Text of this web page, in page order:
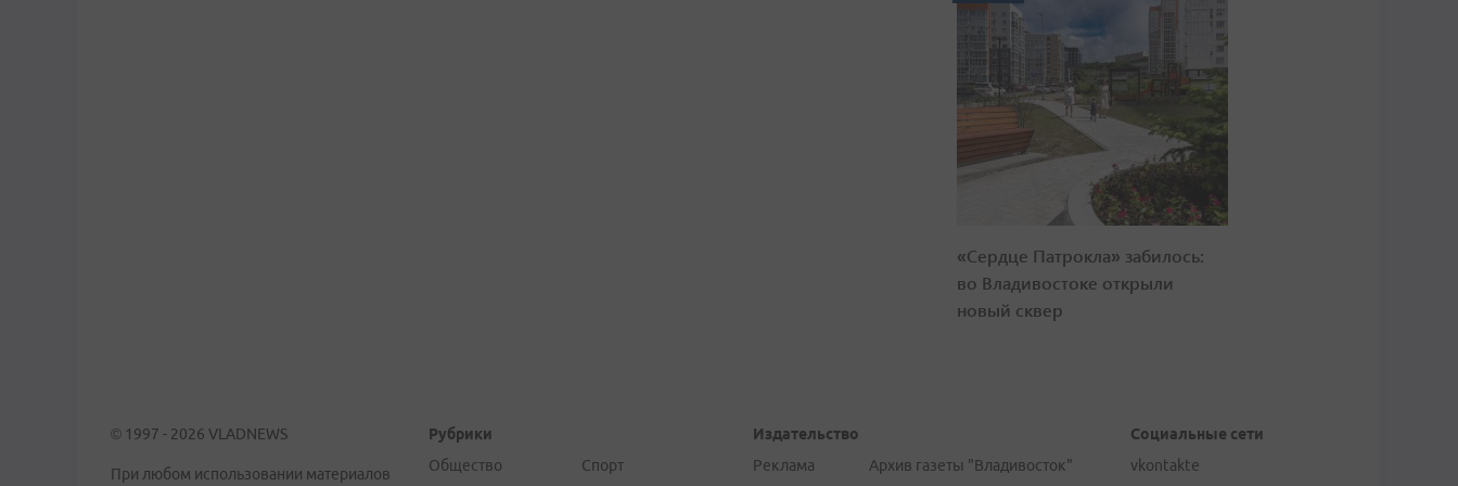
«Сердце Патрокла» забилось:
во Владивостоке открыли
новый сквер
© 1997 - 2026 VLADNEWS
При любом использовании материалов
Рубрики
Общество
Спорт
Издательство
Реклама
Архив газеты "Владивосток"
Социальные сети
vkontakte